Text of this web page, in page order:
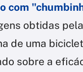
com
obtidas
de uma
sobre a